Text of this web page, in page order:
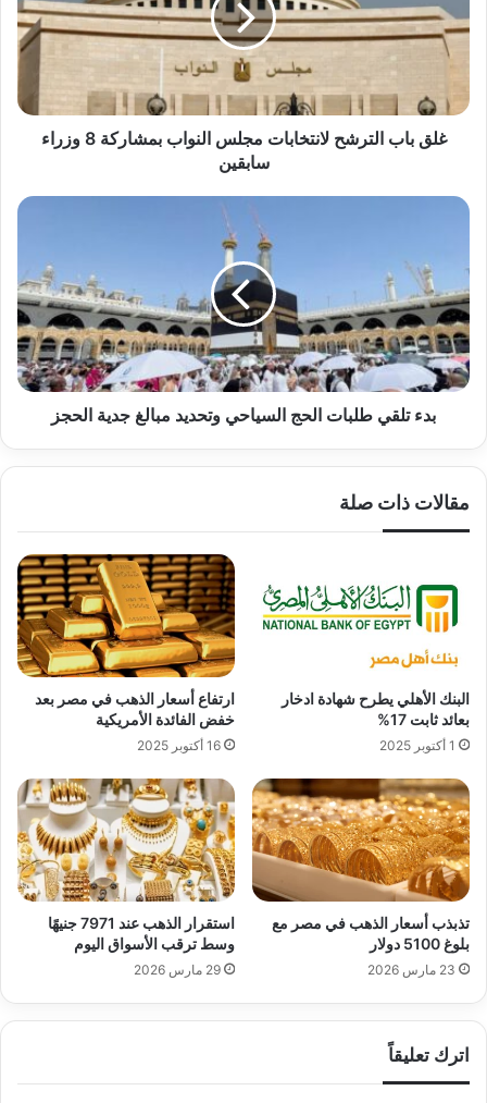
مجلس
النواب
وزراء
سابقين
غلق باب الترشح لانتخابات مجلس النواب بمشاركة 8 وزراء
سابقين
بدء
الحج
السياحي
وتحديد
مبالغ
جدية
الحجز
بدء تلقي طلبات الحج السياحي وتحديد مبالغ جدية الحجز
مقالات ذات صلة
البنك الأهلي يطرح شهادة ادخار
بعائد ثابت 17%
1 أكتوبر 2025
ارتفاع أسعار الذهب في مصر بعد
خفض الفائدة الأمريكية
16 أكتوبر 2025
تذبذب أسعار الذهب في مصر مع
بلوغ 5100 دولار
23 مارس 2026
استقرار الذهب عند 7971 جنيهًا
وسط ترقب الأسواق اليوم
29 مارس 2026
اترك تعليقاً